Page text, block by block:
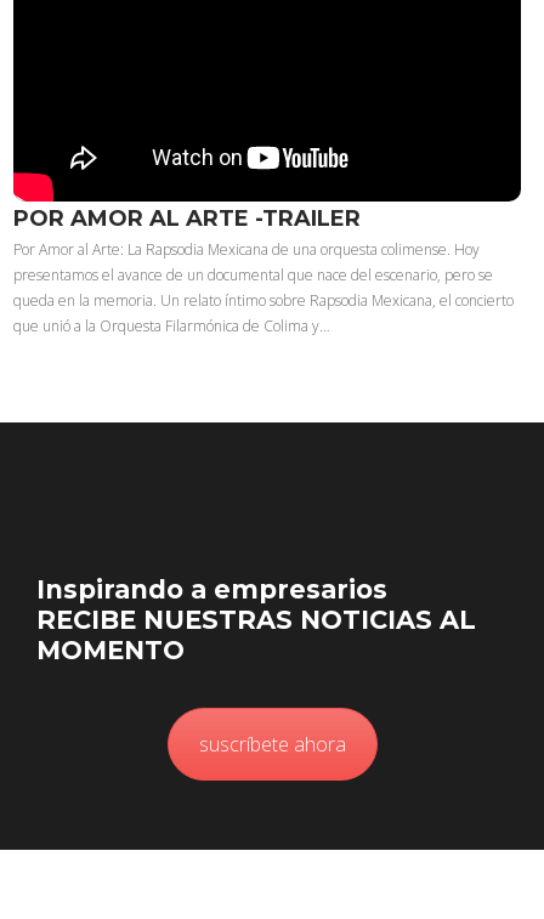
POR AMOR AL ARTE -TRAILER
Por Amor al Arte: La Rapsodia Mexicana de una orquesta colimense. Hoy
presentamos el avance de un documental que nace del escenario, pero se
queda en la memoria. Un relato íntimo sobre Rapsodia Mexicana, el concierto
que unió a la Orquesta Filarmónica de Colima y…
Inspirando a empresarios
RECIBE NUESTRAS NOTICIAS AL
MOMENTO
suscríbete ahora